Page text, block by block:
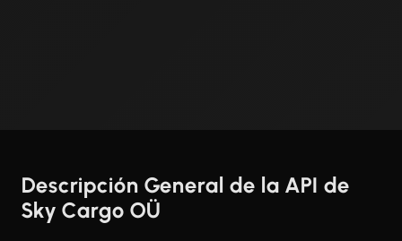
Descripción General de la API de
Sky Cargo OÜ